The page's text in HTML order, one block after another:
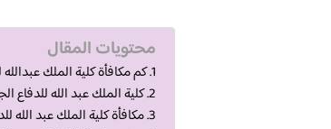
محتويات المقال
كم مكافأة كلية الملك عبدالله
كلية الملك عبد الله للدفاع
مكافأة كلية الملك عبد الله